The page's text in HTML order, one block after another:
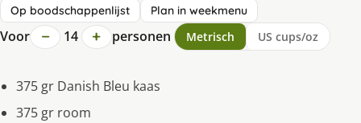
Op boodschappenlijst Plan in weekmenu
Voor − 14 + personen Metrisch US cups/oz
375 gr Danish Bleu kaas
375 gr room